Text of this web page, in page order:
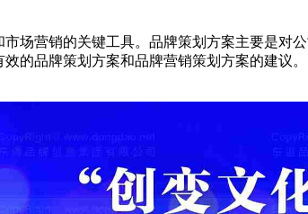
场营销的关键工具。品牌策划方案主要是对
的品牌策划方案和品牌营销策划方案的建议。